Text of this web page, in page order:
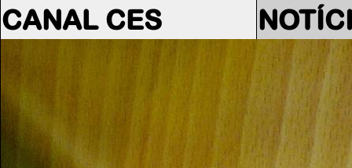
CANAL CES